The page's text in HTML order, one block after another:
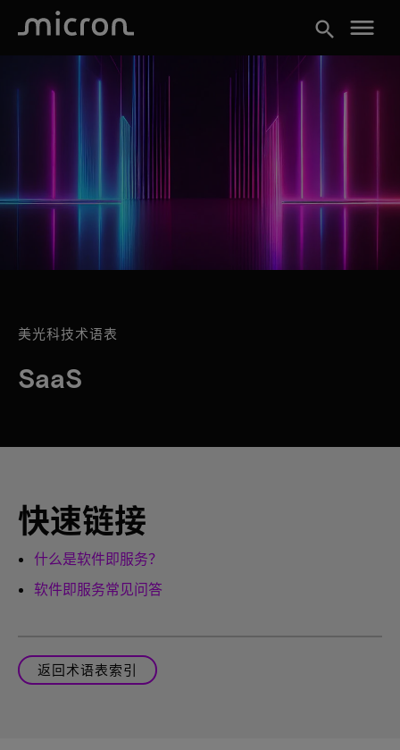
search menu
美光科技术语表
SaaS
快速链接
什么是软件即服务？
软件即服务常见问答
返回术语表索引